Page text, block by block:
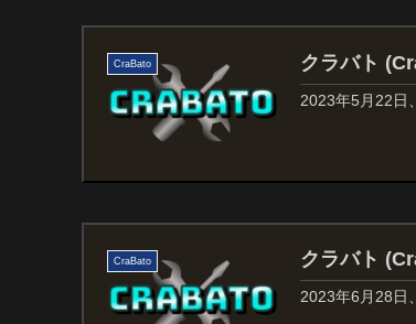
CraBato クラバト
2023年5月22日
CraBato クラバト
2023年6月28日